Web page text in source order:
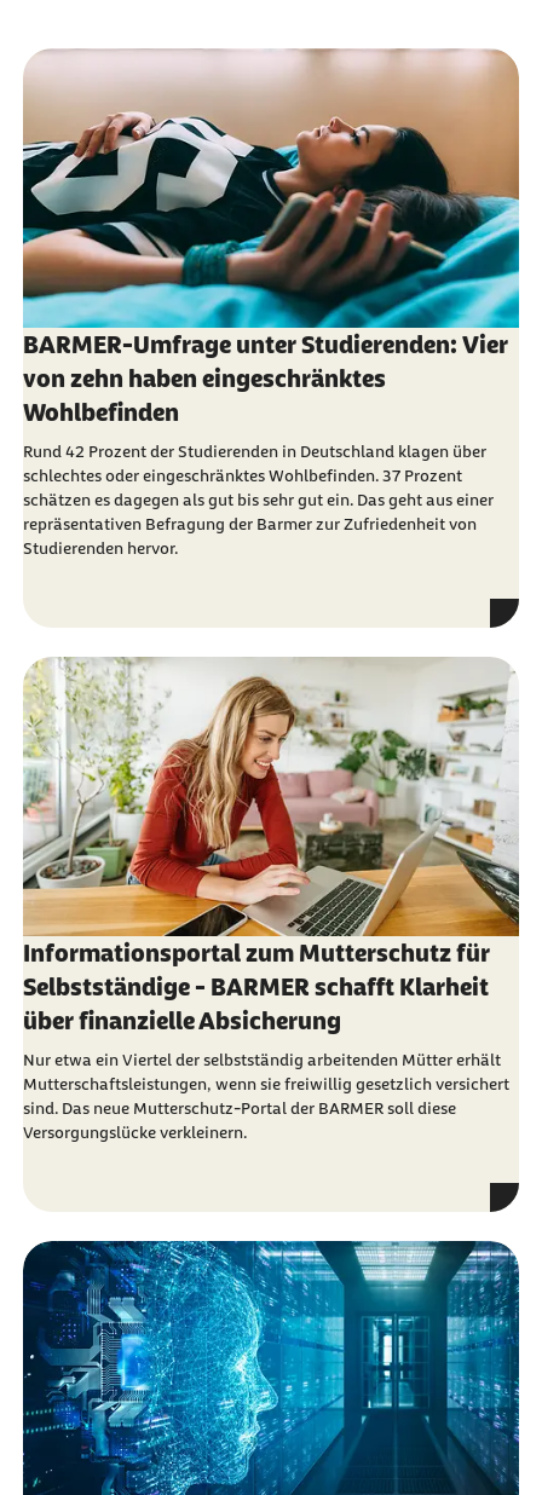
BARMER-Umfrage unter Studierenden: Vier
von zehn haben eingeschränktes
Wohlbefinden
Rund 42 Prozent der Studierenden in Deutschland klagen über
schlechtes oder eingeschränktes Wohlbefinden. 37 Prozent
schätzen es dagegen als gut bis sehr gut ein. Das geht aus einer
repräsentativen Befragung der Barmer zur Zufriedenheit von
Studierenden hervor.
Informationsportal zum Mutterschutz für
Selbstständige - BARMER schafft Klarheit
über finanzielle Absicherung
Nur etwa ein Viertel der selbstständig arbeitenden Mütter erhält
Mutterschaftsleistungen, wenn sie freiwillig gesetzlich versichert
sind. Das neue Mutterschutz-Portal der BARMER soll diese
Versorgungslücke verkleinern.